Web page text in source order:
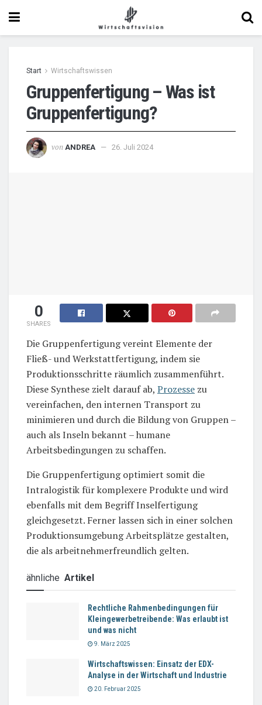
Start Wirtschaftswissen
Gruppenfertigung – Was ist
Gruppenfertigung?
von ANDREA 26. Juli 2024
0
SHARES
Die Gruppenfertigung vereint Elemente der
Fließ- und Werkstattfertigung, indem sie
Produktionsschritte räumlich zusammenführt.
Diese Synthese zielt darauf ab, Prozesse zu
vereinfachen, den internen Transport zu
minimieren und durch die Bildung von Gruppen –
auch als Inseln bekannt – humane
Arbeitsbedingungen zu schaffen.
Die Gruppenfertigung optimiert somit die
Intralogistik für komplexere Produkte und wird
ebenfalls mit dem Begriff Inselfertigung
gleichgesetzt. Ferner lassen sich in einer solchen
Produktionsumgebung Arbeitsplätze gestalten,
die als arbeitnehmerfreundlich gelten.
ähnliche Artikel
Rechtliche Rahmenbedingungen für
Kleingewerbetreibende: Was erlaubt ist
und was nicht
9. März 2025
Wirtschaftswissen: Einsatz der EDX-
Analyse in der Wirtschaft und Industrie
20. Februar 2025